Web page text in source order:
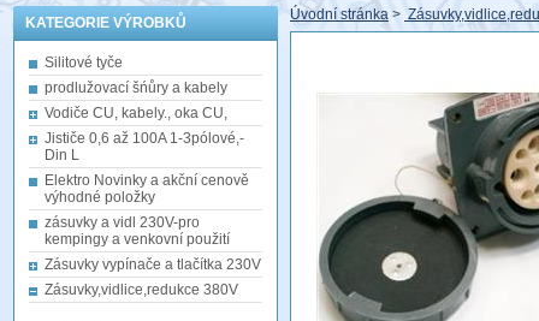
KATEGORIE VÝROBKŮ
Silitové tyče
prodlužovací šńůry a kabely
Vodiče CU, kabely., oka CU,
Jističe 0,6 až 100A 1-3pólové,-
Din L
Elektro Novinky a akční cenově
výhodné položky
zásuvky a vidl 230V-pro
kempingy a venkovní použití
Zásuvky vypínače a tlačítka 230V
Zásuvky,vidlice,redukce 380V
Úvodní stránka >